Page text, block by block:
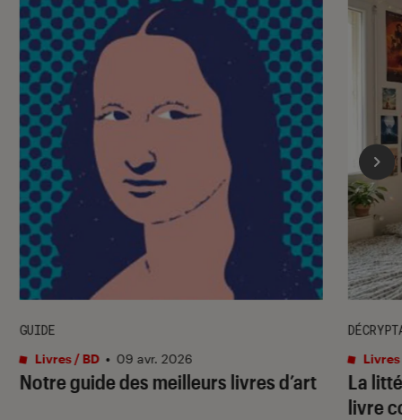
Notre guide des meilleurs livres d’art
GUIDE
Livres / BD • 09 avr. 2026
La
livre
Livres